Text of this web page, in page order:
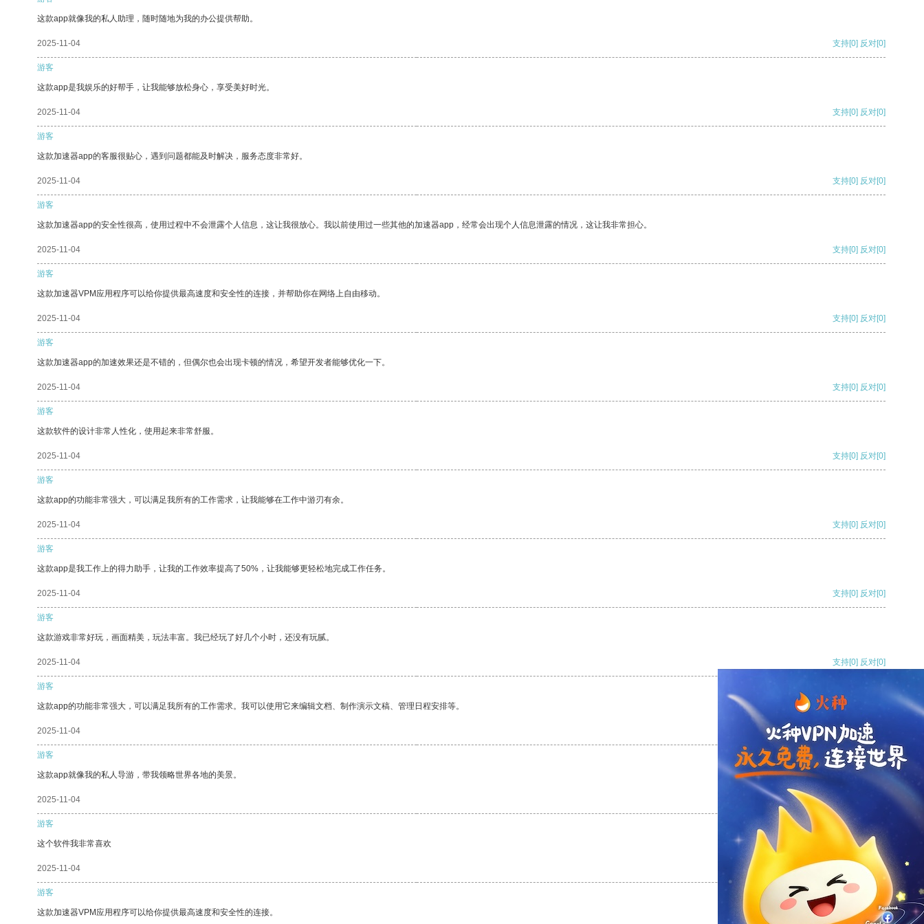
这款app就像我的私人助理，随时随地为我的办公提供帮助。
2025-11-04 支持[0] 反对[0]
游客
这款app是我娱乐的好帮手，让我能够放松身心，享受美好时光。
2025-11-04 支持[0] 反对[0]
游客
这款加速器app的客服很贴心，遇到问题都能及时解决，服务态度非常好。
2025-11-04 支持[0] 反对[0]
游客
这款加速器app的安全性很高，使用过程中不会泄露个人信息，这让我很放心。我以前使用过一些其他的加速器app，经常会出现个人信息泄露的情况，这让我非常担心。
2025-11-04 支持[0] 反对[0]
游客
这款加速器VPM应用程序可以给你提供最高速度和安全性的连接，并帮助你在网络上自由移动。
2025-11-04 支持[0] 反对[0]
游客
这款加速器app的加速效果还是不错的，但偶尔也会出现卡顿的情况，希望开发者能够优化一下。
2025-11-04 支持[0] 反对[0]
游客
这款软件的设计非常人性化，使用起来非常舒服。
2025-11-04 支持[0] 反对[0]
游客
这款app的功能非常强大，可以满足我所有的工作需求，让我能够在工作中游刃有余。
2025-11-04 支持[0] 反对[0]
游客
这款app是我工作上的得力助手，让我的工作效率提高了50%，让我能够更轻松地完成工作任务。
2025-11-04 支持[0] 反对[0]
游客
这款游戏非常好玩，画面精美，玩法丰富。我已经玩了好几个小时，还没有玩腻。
2025-11-04 支持[0] 反对[0]
游客
这款app的功能非常强大，可以满足我所有的工作需求。我可以使用它来编辑文档、制作演示文稿、管理日程安排等。
2025-11-04 支持[0] 反对
游客
这款app就像我的私人导游，带我领略世界各地的美景。
2025-11-04 支持
游客
这个软件我非常喜欢
2025-11-04 反对 [0]
游客
这款加速器VPM应用程序可以给你提供最高速度和安全性的连接。